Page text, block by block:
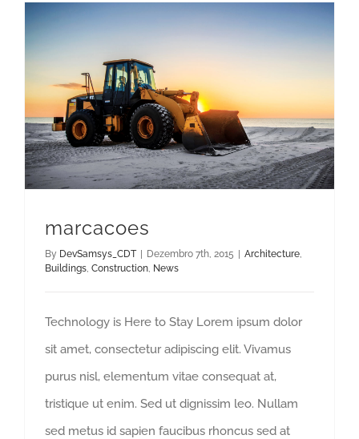
marcacoes
By DevSamsys_CDT | Dezembro 7th, 2015 | Architecture
Buildings Construction News
Technology is Here to Stay Lorem ipsum dolor
sit amet, consectetur adipiscing elit. Vivamus
purus nisl, elementum vitae consequat at,
tristique ut enim. Sed ut dignissim leo. Nullam
sed metus id sapien faucibus rhoncus sed at